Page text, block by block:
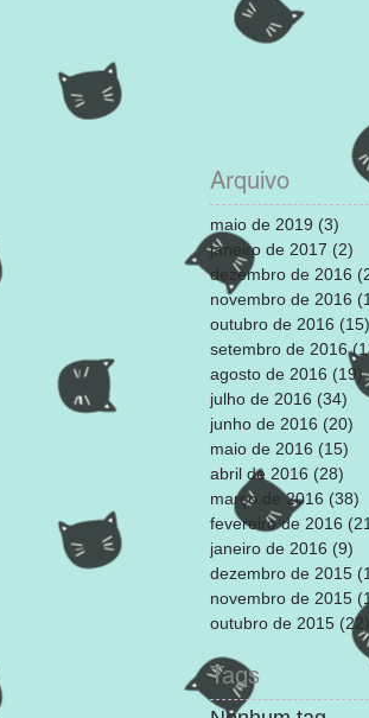
Arquivo
maio de 2019 (3)
janeiro de 2017 (2)
dezembro de 2016
novembro de 2016
outubro de 2016 (15)
setembro de 2016
agosto de 2016 (19)
julho de 2016 (34)
junho de 2016 (20)
maio de 2016 (15)
abril de 2016 (28)
março de 2016 (38)
fevereiro de 2016
janeiro de 2016 (9)
dezembro de 2015
novembro de 2015
outubro de 2015 (22)
Tags